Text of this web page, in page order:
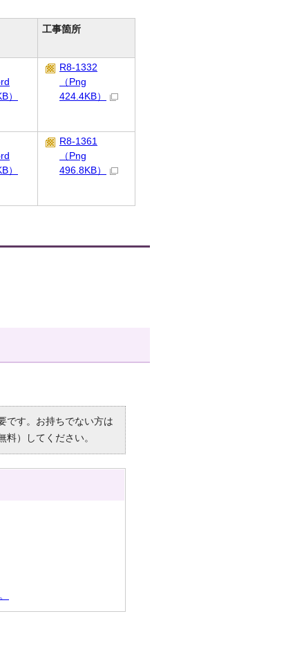
工事箇所
）
R8-1332
（Png
424.4KB）
）
R8-1361
（Png
496.8KB）
です。お持ちでない方は
料）してください。